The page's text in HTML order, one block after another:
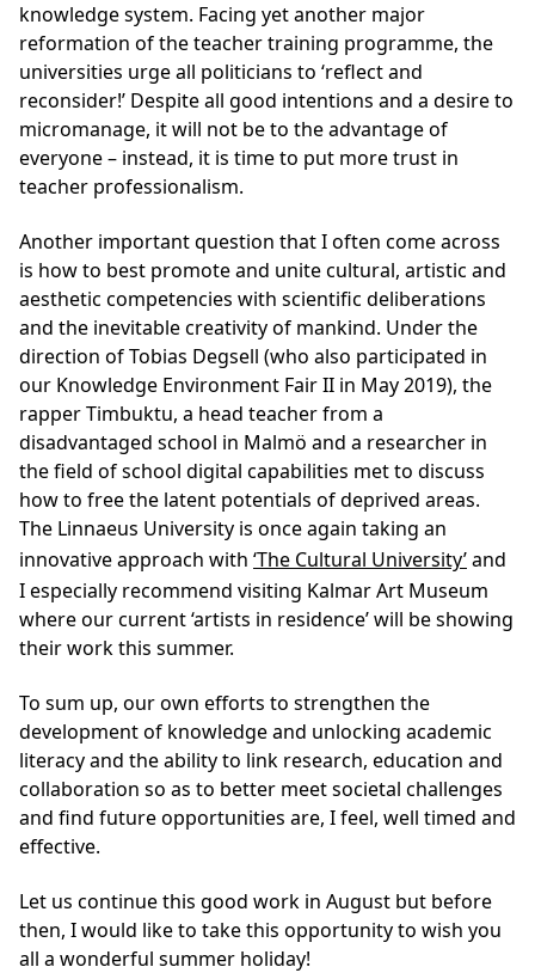
knowledge system. Facing yet another major
reformation of the teacher training programme, the
universities urge all politicians to ‘reflect and
reconsider!’ Despite all good intentions and a desire to
micromanage, it will not be to the advantage of
everyone – instead, it is time to put more trust in
teacher professionalism.
Another important question that I often come across
is how to best promote and unite cultural, artistic and
aesthetic competencies with scientific deliberations
and the inevitable creativity of mankind. Under the
direction of Tobias Degsell (who also participated in
our Knowledge Environment Fair II in May 2019), the
rapper Timbuktu, a head teacher from a
disadvantaged school in Malmö and a researcher in
the field of school digital capabilities met to discuss
how to free the latent potentials of deprived areas.
The Linnaeus University is once again taking an
innovative approach with ‘The Cultural University’and
I especially recommend visiting Kalmar Art Museum
where our current ‘artists in residence’ will be showing
their work this summer.
To sum up, our own efforts to strengthen the
development of knowledge and unlocking academic
literacy and the ability to link research, education and
collaboration so as to better meet societal challenges
and find future opportunities are, I feel, well timed and
effective.
Let us continue this good work in August but before
then, I would like to take this opportunity to wish you
all a wonderful summer holiday!